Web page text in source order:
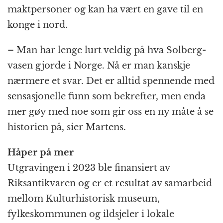
maktpersoner og kan ha vært en gave til en
konge i nord.
– Man har lenge lurt veldig på hva Solberg-
vasen gjorde i Norge. Nå er man kanskje
nærmere et svar. Det er alltid spennende med
sensasjonelle funn som bekrefter, men enda
mer gøy med noe som gir oss en ny måte å se
historien på, sier Martens.
Håper på mer
Utgravingen i 2023 ble finansiert av
Riksantikvaren og er et resultat av samarbeid
mellom Kulturhistorisk museum,
fylkeskommunen og ildsjeler i lokale